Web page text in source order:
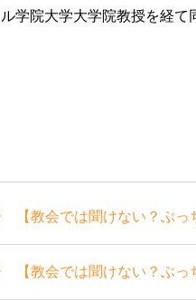
学院大学大学院教授を経
教会では聞けない？ぶっ
教会では聞けない？ぶっ